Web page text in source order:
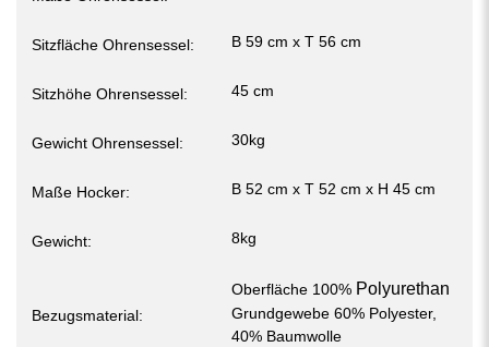
Hohe Belastbarkeit
bieten Stabilität und ansprechende Optik, Höhe: 13 cm
Pflegeleicht und robust
Sitzfläche Ohrensessel: B 59 cm x T 56 cm
Sitzhöhe Ohrensessel: 45 cm
Gewicht Ohrensessel: 30kg
Maße Hocker: B 52 cm x T 52 cm x H 45 cm
Gewicht: 8kg
Bezugsmaterial:
Oberfläche 100% Polyurethan
Grundgewebe 60% Polyester,
40% Baumwolle